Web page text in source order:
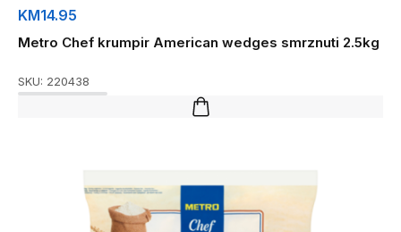
KM14.95
Metro Chef krumpir American wedges smrznuti 2.5kg
SKU: 220438